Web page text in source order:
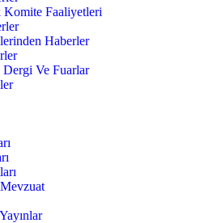
Faaliyetleri
Haberler
Ve Fuarlar